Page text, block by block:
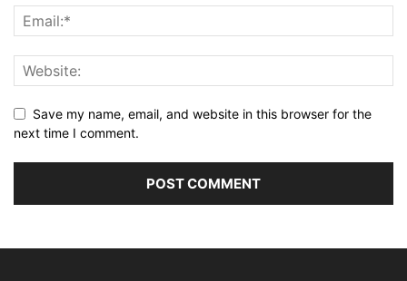
Save my name, email, and website in this browser for the
next time I comment.